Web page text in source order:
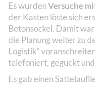
Es wurdenVersuche
der Kasten löste sich
Betonsockel. Damit
die Planung weiter zu
Logistik“
telefoniert, geguckt
Es gab einen